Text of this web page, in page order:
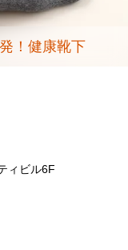
！健康靴下
ィビル6F